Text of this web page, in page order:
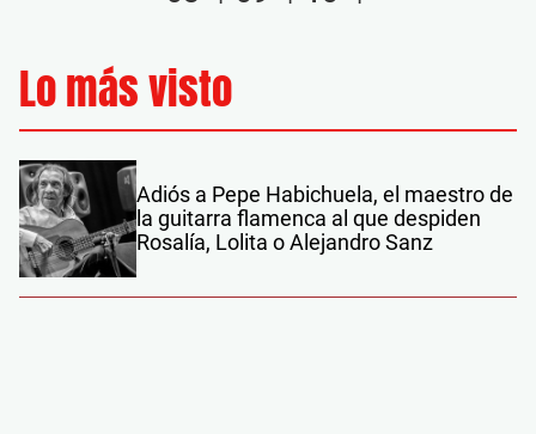
Lo más visto
Adiós a Pepe Habichuela, el maestro de
la guitarra flamenca al que despiden
Rosalía, Lolita o Alejandro Sanz